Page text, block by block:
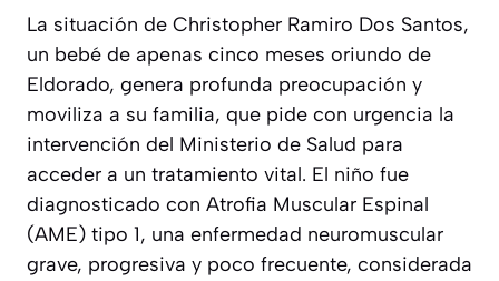
La situación de Christopher Ramiro Dos Santos,
un bebé de apenas cinco meses oriundo de
Eldorado, genera profunda preocupación y
moviliza a su familia, que pide con urgencia la
intervención del Ministerio de Salud para
acceder a un tratamiento vital. El niño fue
diagnosticado con Atrofia Muscular Espinal
(AME) tipo 1, una enfermedad neuromuscular
grave, progresiva y poco frecuente, considerada